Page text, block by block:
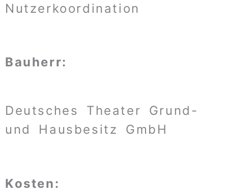
Nutzerkoordination
Bauherr:
Deutsches Theater Grund-
und Hausbesitz GmbH
Kosten: